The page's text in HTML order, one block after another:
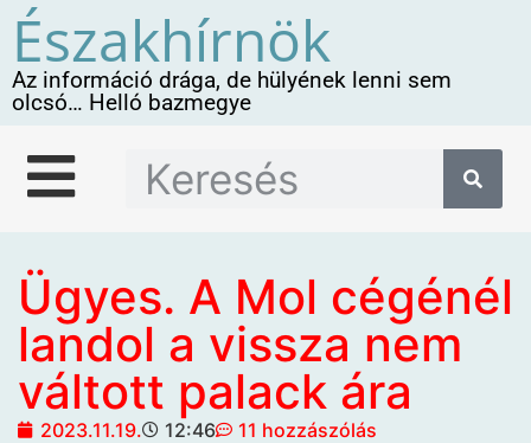
Északhírnök
Az információ drága, de hülyének lenni sem
olcsó… Helló bazmegye
Ügyes. A Mol cégénél
landol a vissza nem
váltott palack ára
2023.11.19. 12:46 11 hozzászólás